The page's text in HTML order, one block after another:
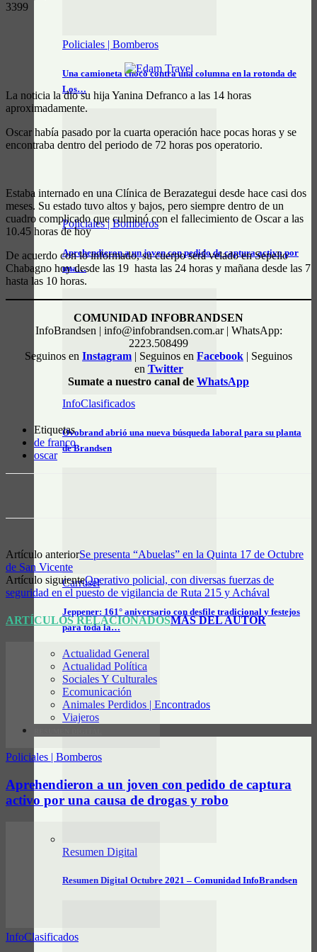
Policiales | Bomberos
Una camioneta chocó contra una columna en la rotonda de
Los…
Policiales | Bomberos
Aprehendieron a un joven con pedido de captura activo por
una…
InfoClasificados
Ovobrand abrió una nueva búsqueda laboral para su planta
de Brandsen
Carrusel
Jeppener: 161° aniversario con desfile tradicional y festejos
para toda la…
Actualidad General
Actualidad Política
Sociales Y Culturales
Ecomunicación
Animales Perdidos | Encontrados
Viajeros
Resumen Digital
Resumen Digital Octubre 2021 – Comunidad InfoBrandsen
3399
La noticia la dio su hija Yanina Defranco a las 14 horas
aproximadamente.
Oscar había pasado por la cuarta operación hace pocas horas y se
encontraba dentro del periodo de 72 horas pos operatorio.
Estaba internado en una Clínica de Berazategui desde hace casi dos
meses. Su estado tuvo altos y bajos, pero siempre dentro de un
cuadro complicado que culminó con el fallecimiento de Oscar a las
10.45 horas de hoy
De acuerdo con lo informado, su cuerpo será velado en Sepelio
Chabagno hoy desde las 19 hasta las 24 horas y mañana desde las 7
hasta las 10 horas.
COMUNIDAD INFOBRANDSEN
InfoBrandsen | info@infobrandsen.com.ar | WhatsApp:
2223.508499
Seguinos en Instagram | Seguinos en Facebook | Seguinos
en Twitter
Sumate a nuestro canal de WhatsApp
Etiquetas
de franco
oscar
Artículo anteriorSe presenta “Abuelas” en la Quinta 17 de Octubre
de San Vicente
Artículo siguienteOperativo policial, con diversas fuerzas de
seguridad en el puesto de vigilancia de Ruta 215 y Achával
ARTÍCULOS RELACIONADOSMÁS DEL AUTOR
Policiales | Bomberos
Aprehendieron a un joven con pedido de captura
activo por una causa de drogas y robo
InfoClasificados